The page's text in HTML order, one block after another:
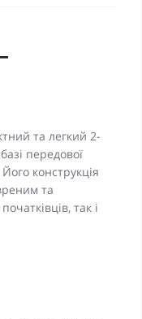
та легкий 2-
передової
конструкція
та
так і